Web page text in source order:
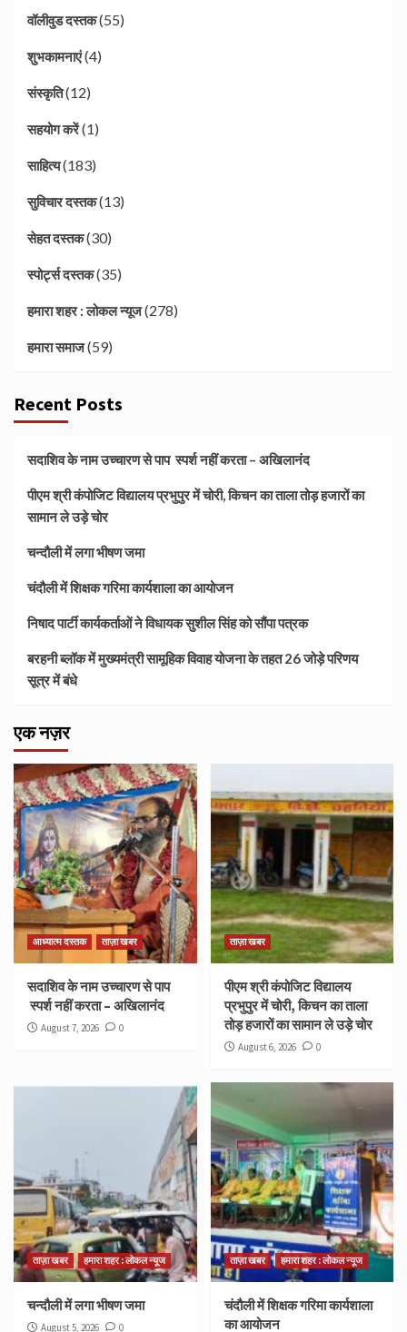
वॉलीवुड दस्तक(55)
शुभकामनाएं(4)
संस्कृति(12)
सहयोग करें(1)
साहित्य(183)
सुविचार दस्तक(13)
सेहत दस्तक(30)
स्पोर्ट्स दस्तक(35)
हमारा शहर : लोकल न्यूज(278)
हमारा समाज(59)
Recent Posts
सदाशिव के नाम उच्चारण से पाप स्पर्श नहीं करता – अखिलानंद
पीएम श्री कंपोजिट विद्यालय प्रभुपुर में चोरी, किचन का ताला तोड़ हजारों का
सामान ले उड़े चोर
चन्दौली में लगा भीषण जमा
चंदौली में शिक्षक गरिमा कार्यशाला का आयोजन
निषाद पार्टी कार्यकर्ताओं ने विधायक सुशील सिंह को सौंपा पत्रक
बरहनी ब्लॉक में मुख्यमंत्री सामूहिक विवाह योजना के तहत 26 जोड़े परिणय
सूत्र में बंधे
एक नज़र
आध्यात्म दस्तक ताज़ा खबर
सदाशिव के नाम उच्चारण से पाप
स्पर्श नहीं करता – अखिलानंद
August 7, 2026 0
ताज़ा खबर
पीएम श्री कंपोजिट विद्यालय
प्रभुपुर में चोरी, किचन का ताला
तोड़ हजारों का सामान ले उड़े चोर
August 6, 2026 0
ताज़ा खबर हमारा शहर : लोकल न्यूज
चन्दौली में लगा भीषण जमा
August 5, 2026 0
ताज़ा खबर हमारा शहर : लोकल न्यूज
चंदौली में शिक्षक गरिमा कार्यशाला
का आयोजन